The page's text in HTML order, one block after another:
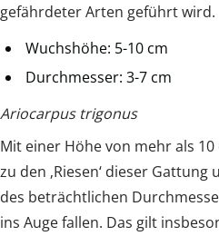
gefährdeter Arten geführt wird.
Wuchshöhe: 5-10 cm
Durchmesser: 3-7 cm
Ariocarpus trigonus
Mit einer Höhe von mehr als
zu den ‚Riesen‘ dieser
des beträchtlichen
ins Auge fallen. Das gilt